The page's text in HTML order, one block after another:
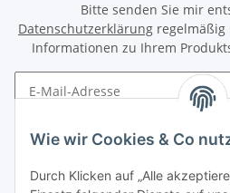
Wie wir Cookies & Co
Durch Klicken auf „Alle
Bitte senden Sie mir
Datenschutzerklärung
Informationen zu Ihrem